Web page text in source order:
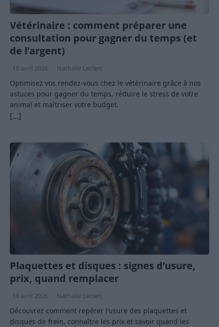
Vétérinaire : comment préparer une
consultation pour gagner du temps (et
de l’argent)
18 avril 2026 Nathalie Leclerc
Optimisez vos rendez-vous chez le vétérinaire grâce à nos
astuces pour gagner du temps, réduire le stress de votre
animal et maîtriser votre budget.
[…]
Plaquettes et disques : signes d’usure,
prix, quand remplacer
18 avril 2026 Nathalie Leclerc
Découvrez comment repérer l’usure des plaquettes et
disques de frein, connaître les prix et savoir quand les